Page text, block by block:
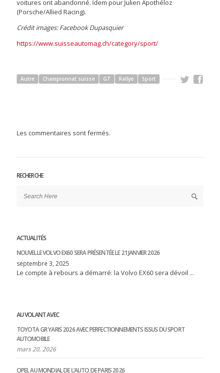
voitures ont abandonné. Idem pour Julien Apothéloz
(Porsche/Allied Racing).
Crédit images: Facebook Dupasquier
https://www.suisseautomag.ch/category/sport/
Autre Championnat suisse GT Rallye Sport
Les commentaires sont fermés.
RECHERCHE
ACTUALITÉS
NOUVELLE VOLVO EX60 SERA PRÉSENTÉE LE 21 JANVIER 2026
septembre 3, 2025
Le compte à rebours a démarré: la Volvo EX60 sera dévoil ...
AU VOLANT AVEC
TOYOTA GR YARIS 2026 AVEC PERFECTIONNEMENTS ISSUS DU SPORT
AUTOMOBILE
mars 20, 2026
OPEL AU MONDIAL DE L’AUTO DE PARIS 2026